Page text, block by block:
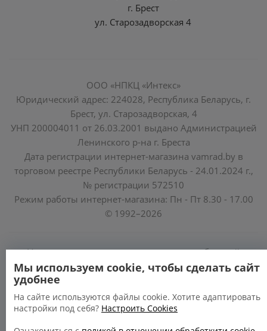
г. Брест
ул. Старозадворская 4
ООО «НПКЦ «Интекс»
Юридический адрес: 224028, Республика Беларусь, г.
Брест, ул. Старозадворская, 4
УНП 200004011 от 26.03.2001 выдано Администрацией
Ленинского р-на г. Бреста
Дата регистрации интернет-магазина vamrad.by в
торговом реестре Республики Беларусь - 24.01.2024 г.,
№ регистрации 572510
Режим работы интернет-магазина: Пн - Пт 8.30 - 17.00
© 1992–2026
Уполномоченные по защите прав потребителей
облисполкомов, Минского горисполкома:
https://www.mart.gov.by/activity/zashchita-prav-
potrebiteley/
БРЕСТСКАЯ ОБЛАСТЬ тел. (80162) 26 97 69;
Мы используем cookie, чтобы сделать сайт
удобнее
На сайте используются файлы cookie. Хотите адаптировать
настройки под себя? Настроить Cookies